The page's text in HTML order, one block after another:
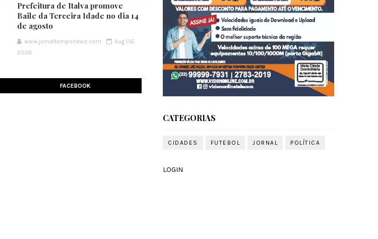
Prefeitura de Italva promove
Baile da Terceira Idade no dia 14
de agosto
www.jornaltemponews.com
Aug 06,
2026
FACEBOOK
CATEGORIAS
CIDADES FUTEBOL JORNAL POLÍTICA
LOGIN